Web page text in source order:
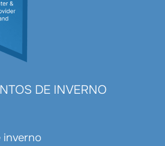
DE INVERNO
inverno